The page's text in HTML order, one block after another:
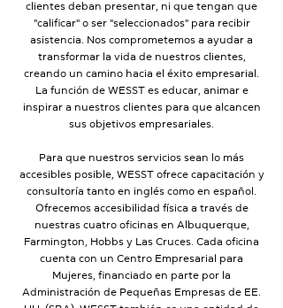
clientes deban presentar, ni que tengan que
"calificar" o ser "seleccionados" para recibir
asistencia. Nos comprometemos a ayudar a
transformar la vida de nuestros clientes,
creando un camino hacia el éxito empresarial.
La función de WESST es educar, animar e
inspirar a nuestros clientes para que alcancen
sus objetivos empresariales.
Para que nuestros servicios sean lo más
accesibles posible, WESST ofrece capacitación y
consultoría tanto en inglés como en español.
Ofrecemos accesibilidad física a través de
nuestras cuatro oficinas en Albuquerque,
Farmington, Hobbs y Las Cruces. Cada oficina
cuenta con un Centro Empresarial para
Mujeres, financiado en parte por la
Administración de Pequeñas Empresas de EE.